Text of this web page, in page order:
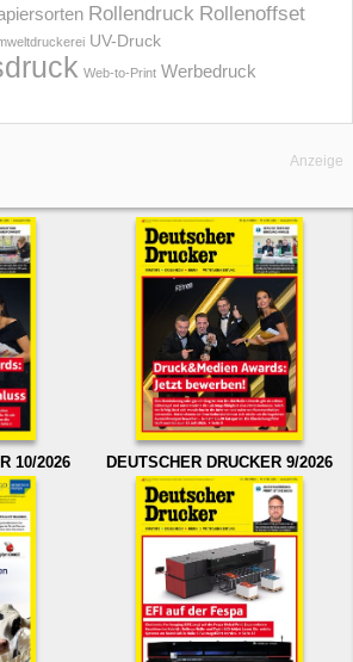
Rollendruck Rollenoffset
UV-Druck
Web-to-Print Werbedruck
Anzeige
10/2026 DEUTSCHER DRUCKER 9/2026